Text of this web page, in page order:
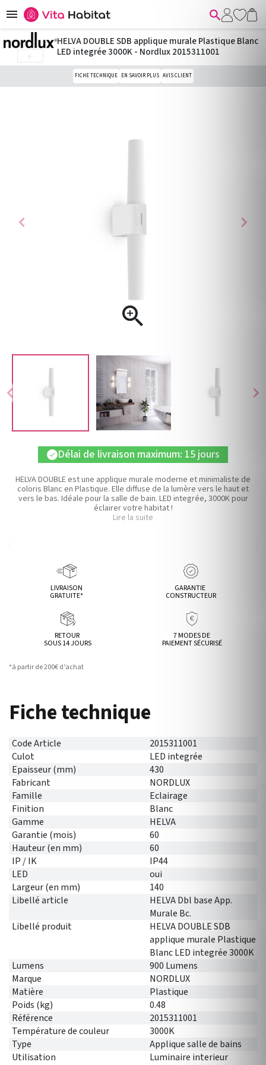
 
chevron_left chevron_right
chevron_left

chevron_right
HELVA DOUBLE SDB applique murale Plastique Blanc
LED integrée 3000K - Nordlux 2015311001
FICHE TECHNIQUE EN SAVOIR PLUS AVIS CLIENT
check Délai de livraison maximum: 15 jours
HELVA DOUBLE est une applique murale moderne et minimaliste de
coloris Blanc en Plastique. Elle diffuse de la lumère vers le haut et
vers le bas. Idéale pour la salle de bain. LED integrée, 3000K pour
éclairer votre habitat !
Lire la suite
LIVRAISON
GRATUITE*
GARANTIE
CONSTRUCTEUR
RETOUR
SOUS 14 JOURS
7 MODES DE
PAIEMENT SÉCURISÉ
*à partir de 200€ d’achat
Fiche technique
Code Article
2015311001
Culot
LED integrée
Epaisseur (mm)
430
Fabricant
NORDLUX
Famille
Eclairage
Finition
Blanc
Gamme
HELVA
Garantie (mois)
60
Hauteur (en mm)
60
IP / IK
IP44
LED
oui
Largeur (en mm)
140
Libellé article
HELVA Dbl base App.
Murale Bc.
Libellé produit
HELVA DOUBLE SDB
applique murale Plastique
Blanc LED integrée 3000K
Lumens
900 Lumens
Marque
NORDLUX
Matière
Plastique
Poids (kg)
0.48
Référence
2015311001
Température de couleur
3000K
Type
Applique salle de bains
Utilisation
Luminaire interieur